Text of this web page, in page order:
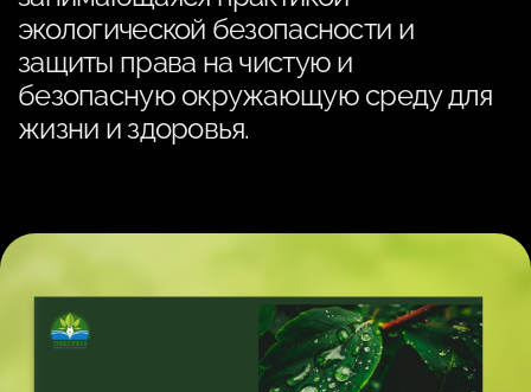
экологической безопасности и
защиты права на чистую и
безопасную окружающую среду для
жизни и здоровья.